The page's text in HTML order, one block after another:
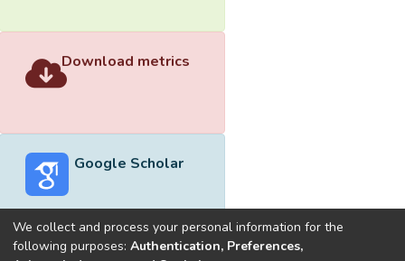
Download metrics
Google Scholar
We collect and process your personal information for the
following purposes: Authentication, Preferences,